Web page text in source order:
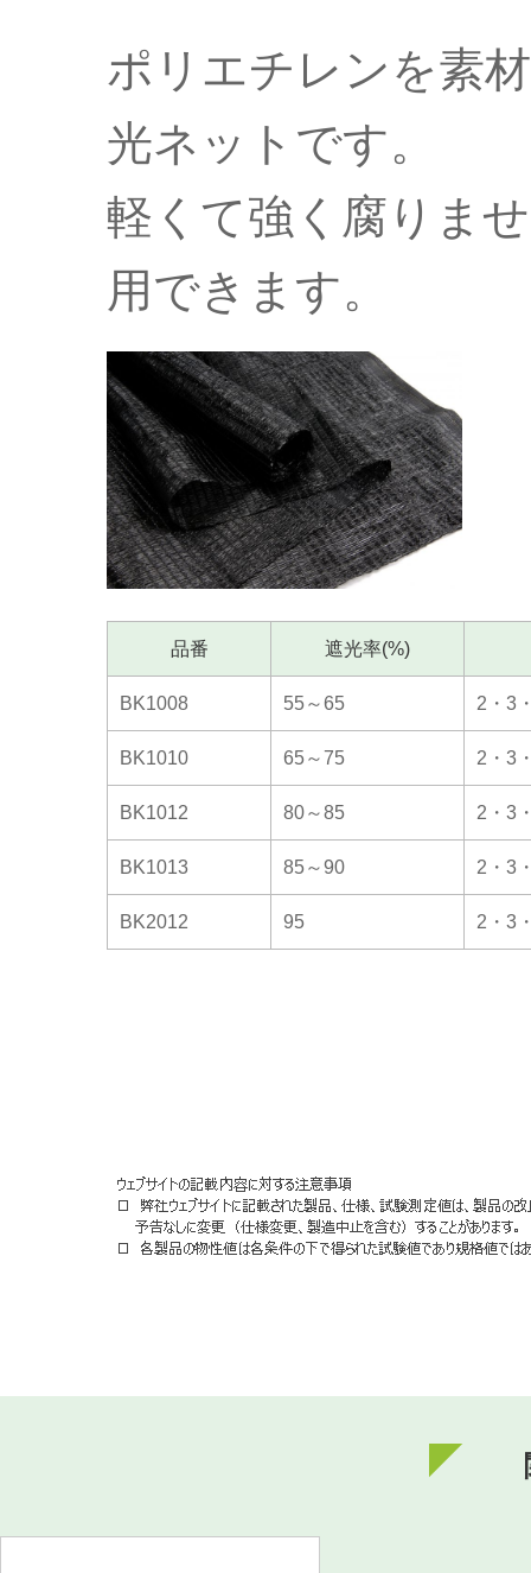
ポリエチレンを素
光ネットです。
軽くて強く腐りま
用できます。
品番 遮光率(%)
BK1008 55～65 2・3
BK1010 65～75 2・3
BK1012 80～85 2・3
BK1013 85～90 2・3
BK2012 95 2・3